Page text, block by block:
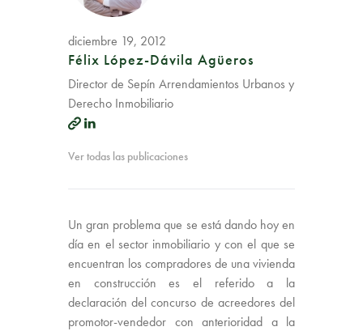
diciembre 19, 2012
Félix López-Dávila Agüeros
Director de Sepín Arrendamientos Urbanos y
Derecho Inmobiliario
Ver todas las publicaciones
Un gran problema que se está dando hoy en
día en el sector inmobiliario y con el que se
encuentran los compradores de una vivienda
en construcción es el referido a la
declaración del concurso de acreedores del
promotor-vendedor con anterioridad a la